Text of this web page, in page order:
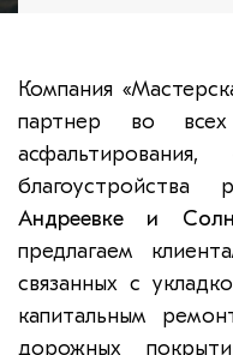
Компания
партнер во
благоустройства
Андреевке и
предлагаем
связанных с
капитальным
дорожных